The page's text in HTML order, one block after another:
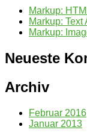
Markup:
Markup: Text
Markup:
Neueste
Archiv
Februar 2016
Januar 2013